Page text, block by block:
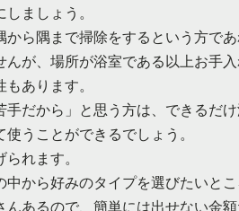
ましょう。
ら隅まで掃除をするという方で
が、場所が浴室である以上お手
あります。
手だから」と思う方は、できるだ
うことができるでしょう。
れます。
から好みのタイプを選びたいと
あるので、簡単には出せない金